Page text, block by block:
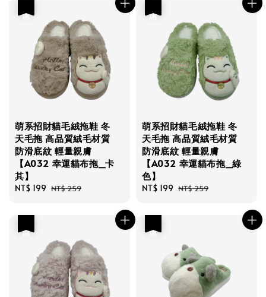
萌系招財貓毛絨拖鞋 冬
天毛拖 高品質絨毛材質
防滑底紋 輕量親膚
【A032 幸運貓布拖_卡
其】
Sale
NT$ 199 Regular
NT$ 259
萌系招財貓毛絨拖鞋 冬
天毛拖 高品質絨毛材質
防滑底紋 輕量親膚
【A032 幸運貓布拖_綠
色】
Sale
NT$ 199 Regular
NT$ 259